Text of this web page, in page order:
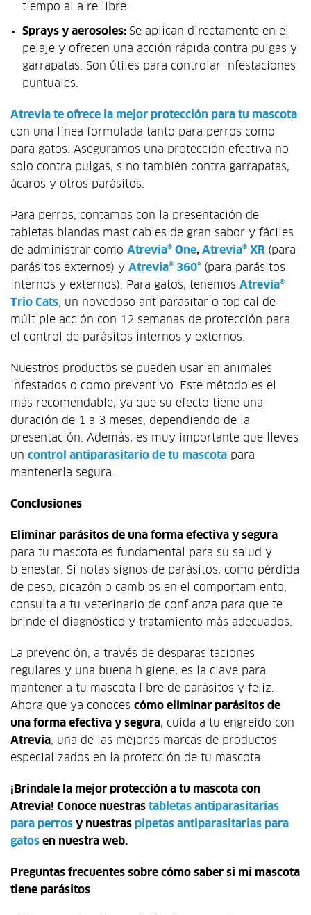
tiempo al aire libre.
Sprays y aerosoles: Se aplican directamente en el
pelaje y ofrecen una acción rápida contra pulgas y
garrapatas. Son útiles para controlar infestaciones
puntuales.
Atrevia te ofrece la mejor protección para tu mascota
con una línea formulada tanto para perros como
para gatos. Aseguramos una protección efectiva no
solo contra pulgas, sino también contra garrapatas,
ácaros y otros parásitos.
Para perros, contamos con la presentación de
tabletas blandas masticables de gran sabor y fáciles
de administrar como Atrevia® One, Atrevia® XR (para
parásitos externos) y Atrevia® 360° (para parásitos
internos y externos). Para gatos, tenemos Atrevia®
Trio Cats, un novedoso antiparasitario topical de
múltiple acción con 12 semanas de protección para
el control de parásitos internos y externos.
Nuestros productos se pueden usar en animales
infestados o como preventivo. Este método es el
más recomendable, ya que su efecto tiene una
duración de 1 a 3 meses, dependiendo de la
presentación. Además, es muy importante que lleves
un control antiparasitario de tu mascota para
mantenerla segura.
Conclusiones
Eliminar parásitos de una forma efectiva y segura
para tu mascota es fundamental para su salud y
bienestar. Si notas signos de parásitos, como pérdida
de peso, picazón o cambios en el comportamiento,
consulta a tu veterinario de confianza para que te
brinde el diagnóstico y tratamiento más adecuados.
La prevención, a través de desparasitaciones
regulares y una buena higiene, es la clave para
mantener a tu mascota libre de parásitos y feliz.
Ahora que ya conoces cómo eliminar parásitos de
una forma efectiva y segura, cuida a tu engreído con
Atrevia, una de las mejores marcas de productos
especializados en la protección de tu mascota.
¡Brindale la mejor protección a tu mascota con
Atrevia! Conoce nuestras tabletas antiparasitarias
para perros y nuestras pipetas antiparasitarias para
gatos en nuestra web.
Preguntas frecuentes sobre cómo saber si mi mascota
tiene parásitos